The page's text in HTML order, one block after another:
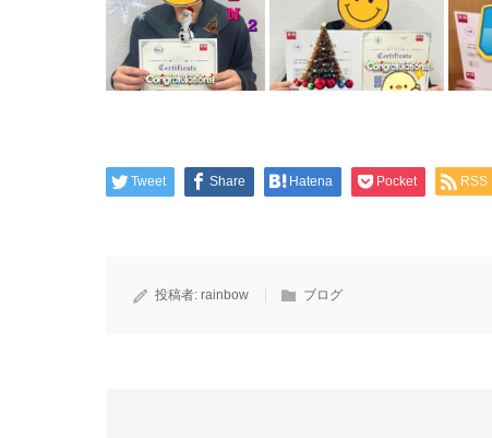
Tweet Share Hatena Pocket RSS
投稿者: rainbow ブログ